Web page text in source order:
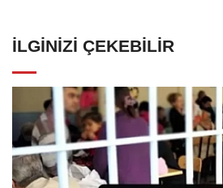
İLGINIZI ÇEKEBILIR